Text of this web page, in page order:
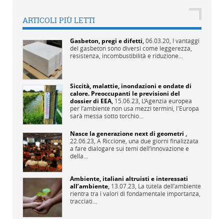
ARTICOLI PIÙ LETTI
Gasbeton, pregi e difetti,06.03.20, I vantaggi
del gasbeton sono diversi come leggerezza,
resistenza, incombustibilità e riduzione...
Siccità, malattie, inondazioni e ondate di
calore. Preoccupanti le previsioni del
dossier di EEA, 15.06.23, L’Agenzia europea
per l’ambiente non usa mezzi termini, l'Europa
sarà messa sotto torchio...
Nasce la generazione next di geometri ,
22.06.23, A Riccione, una due giorni finalizzata
a fare dialogare sui temi dell’innovazione e
della...
Ambiente, italiani altruisti e interessati
all’ambiente, 13.07.23, La tutela dell’ambiente
rientra tra i valori di fondamentale importanza,
tracciati...